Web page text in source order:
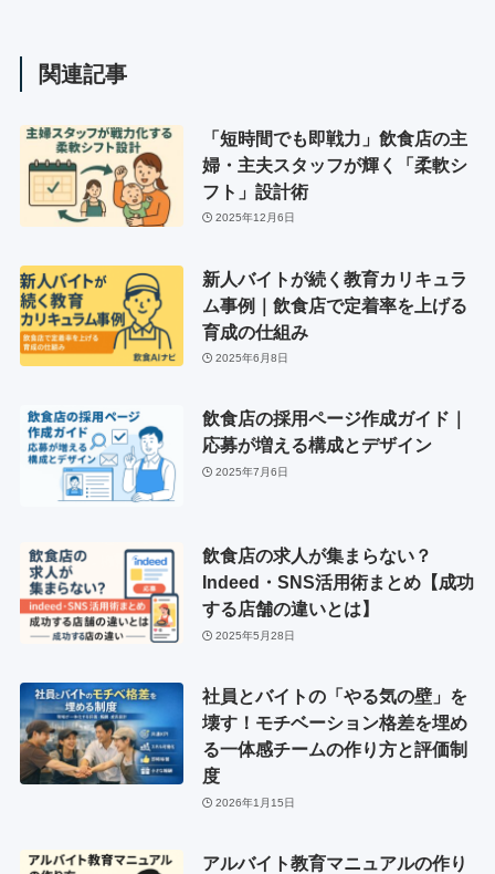
関連記事
「短時間でも即戦力」飲食店の主
婦・主夫スタッフが輝く「柔軟シ
フト」設計術
2025年12月6日
新人バイトが続く教育カリキュラ
ム事例｜飲食店で定着率を上げる
育成の仕組み
2025年6月8日
飲食店の採用ページ作成ガイド｜
応募が増える構成とデザイン
2025年7月6日
飲食店の求人が集まらない？
Indeed・SNS活用術まとめ【成功
する店舗の違いとは】
2025年5月28日
社員とバイトの「やる気の壁」を
壊す！モチベーション格差を埋め
る一体感チームの作り方と評価制
度
2026年1月15日
アルバイト教育マニュアルの作り